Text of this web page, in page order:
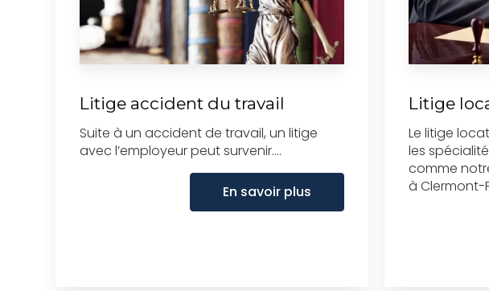
Litige accident du travail
Suite à un accident de travail, un litige
avec l’employeur peut survenir....
En savoir plus
Litige
Le litige
les
comme
à Clermont-